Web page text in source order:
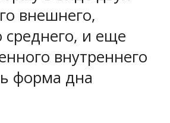
внешнего,
среднего, и еще
внутреннего
форма дна